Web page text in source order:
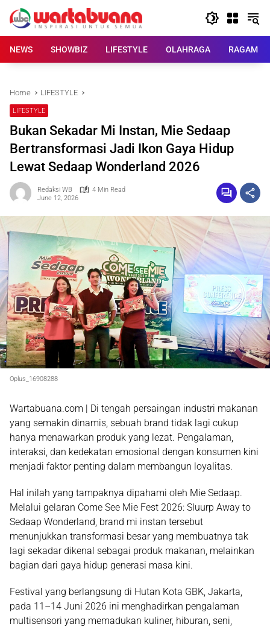
content
NEWS
SHOWBIZ LIFESTYLE OLAHRAGA RAGAM
Home LIFESTYLE
LIFESTYLE
Bukan Sekadar Mi Instan, Mie Sedaap
Bertransformasi Jadi Ikon Gaya Hidup
Lewat Sedaap Wonderland 2026
Redaksi WB
4 Min Read
June 12, 2026
Oplus_16908288
Wartabuana.com | Di tengah persaingan industri makanan
yang semakin dinamis, sebuah brand tidak lagi cukup
hanya menawarkan produk yang lezat. Pengalaman,
interaksi, dan kedekatan emosional dengan konsumen kini
menjadi faktor penting dalam membangun loyalitas.
Hal inilah yang tampaknya dipahami oleh Mie Sedaap.
Melalui gelaran Come See Mie Fest 2026: Sluurp Away to
Sedaap Wonderland , brand mi instan tersebut
menunjukkan transformasi besar yang membuatnya tak
lagi sekadar dikenal sebagai produk makanan, melainkan
bagian dari gaya hidup generasi masa kini.
Festival yang berlangsung di Hutan Kota GBK, Jakarta,
pada 11–14 Juni 2026 ini menghadirkan pengalaman
multisensori yang memadukan kuliner, hiburan, seni,